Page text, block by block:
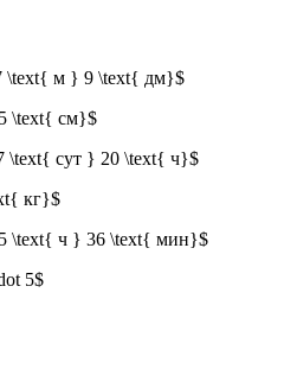
\text{ м } 9 \text{ дм}$
\text{ см}$
\text{ сут } 20 \text{ ч}$
кг}$
\text{ ч } 36 \text{ мин}$
5$